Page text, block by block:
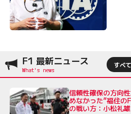
F1 最新ニュース すべ
信頼性確保の方向
めなかった”福住
の戦い方：小松礼